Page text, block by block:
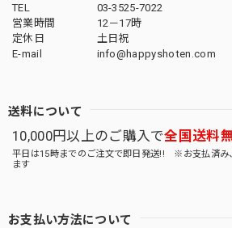
TEL
03-3525-7022
営業時間
12－17時
定休日
土日祝
E-mail
info@happyshoten.com
送料について
10,000円以上のご購入で全国送料
平日は15時までのご注文で即日発送!! ※お支払済み
ます
お支払い方法について